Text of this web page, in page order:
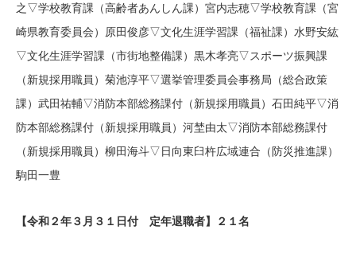
之▽学校教育課（高齢者あんしん課）宮内志穂▽学校教育課（宮
崎県教育委員会）原田俊彦▽文化生涯学習課（福祉課）水野安紘
▽文化生涯学習課（市街地整備課）黒木孝亮▽スポーツ振興課
（新規採用職員）菊池淳平▽選挙管理委員会事務局（総合政策
課）武田祐輔▽消防本部総務課付（新規採用職員）石田純平▽消
防本部総務課付（新規採用職員）河埜由太▽消防本部総務課付
（新規採用職員）柳田海斗▽日向東臼杵広域連合（防災推進課）
駒田一豊
【令和２年３月３１日付 定年退職者】２１名